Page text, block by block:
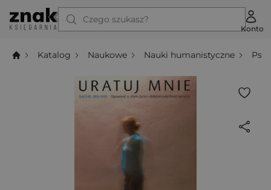
Czego szukasz?
Konto
Katalog Naukowe Nauki humanistyczne